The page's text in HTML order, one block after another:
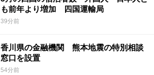
も前年より増加 四国運輸局
39分前
香川県の金融機関 熊本地震の特別相談
窓口を設置
54分前